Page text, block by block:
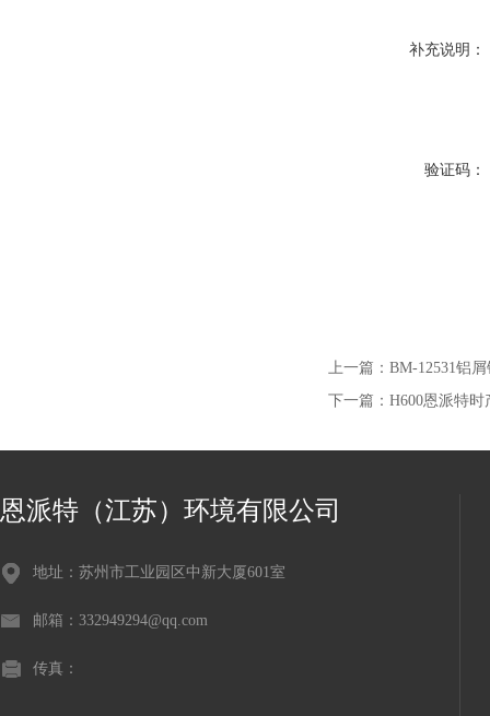
补充说明：
验证码：
上一篇： BM-12531铝
下一篇： H600恩派特
恩派特（江苏）环境有限公司
地址：苏州市工业园区中新大厦601室
邮箱：332949294@qq.com
传真：